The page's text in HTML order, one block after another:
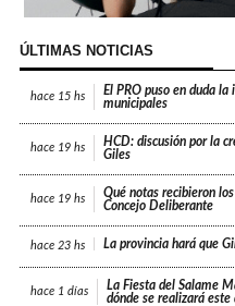
ÚLTIMAS NOTICIAS
hace 15 hs
El PRO puso en duda
municipales
hace 19 hs
HCD: discusión por la
Giles
hace 19 hs
Qué notas recibieron
Concejo Deliberante
hace 23 hs La provincia hará que
hace 1 días
La Fiesta del Salame
dónde se realizará este